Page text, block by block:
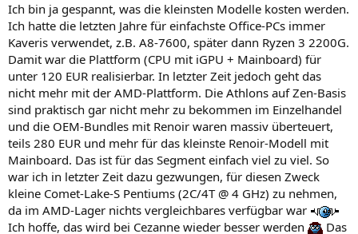
:
Ich bin ja gespannt, was die kleinsten Modelle kosten werden.
Ich hatte die letzten Jahre für einfachste Office-PCs immer
Kaveris verwendet, z.B. A8-7600, später dann Ryzen 3 2200G.
Damit war die Plattform (CPU mit iGPU + Mainboard) für
unter 120 EUR realisierbar. In letzter Zeit jedoch geht das
nicht mehr mit der AMD-Plattform. Die Athlons auf Zen-Basis
sind praktisch gar nicht mehr zu bekommen im Einzelhandel
und die OEM-Bundles mit Renoir waren massiv überteuert,
teils 280 EUR und mehr für das kleinste Renoir-Modell mit
Mainboard. Das ist für das Segment einfach viel zu viel. So
war ich in letzter Zeit dazu gezwungen, für diesen Zweck
kleine Comet-Lake-S Pentiums (2C/4T @ 4 GHz) zu nehmen,
da im AMD-Lager nichts vergleichbares verfügbar war
Ich hoffe, das wird bei Cezanne wieder besser werden
Das